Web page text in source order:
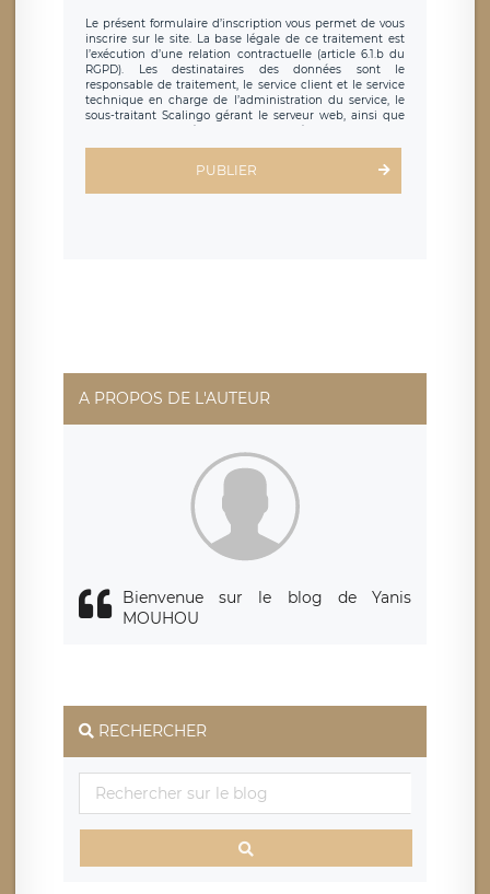
Le présent formulaire d’inscription vous permet de vous
inscrire sur le site. La base légale de ce traitement est
l’exécution d’une relation contractuelle (article 6.1.b du
RGPD). Les destinataires des données sont le
responsable de traitement, le service client et le service
technique en charge de l’administration du service, le
sous-traitant Scalingo gérant le serveur web, ainsi que
toute personne légalement autorisée. Le formulaire
d’inscription est hébergé sur un serveur hébergé par
clauses de
protection conformes au RGPD
. Les données collectées
sont conservées jusqu’à ce que l’Internaute en sollicite la
rue Léopold Sédar Senghor, joignable à l’adresse mail :
responsabledetraitement@legavox.fr. Vous avez
également le droit d’introduire une réclamation auprès
d’une autorité de contrôle.
PUBLIER
A PROPOS DE L'AUTEUR
Bienvenue sur le blog de Yanis
MOUHOU
RECHERCHER